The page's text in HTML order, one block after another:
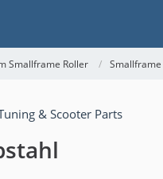
Smallframe Roller